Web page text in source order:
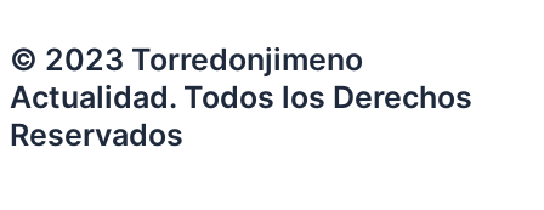
© 2023 Torredonjimeno
Actualidad. Todos los Derechos
Reservados